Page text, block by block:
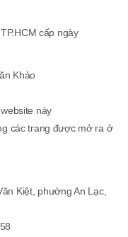
cấp ngày
Khảo
này
các trang được mở ra ở
Kiệt, phường An Lạc,